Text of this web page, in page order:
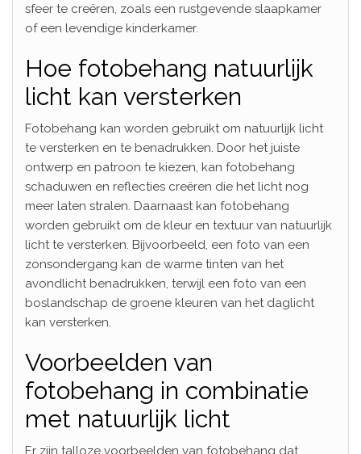
sfeer te creëren, zoals een rustgevende slaapkamer
of een levendige kinderkamer.
Hoe fotobehang natuurlijk
licht kan versterken
Fotobehang kan worden gebruikt om natuurlijk licht
te versterken en te benadrukken. Door het juiste
ontwerp en patroon te kiezen, kan fotobehang
schaduwen en reflecties creëren die het licht nog
meer laten stralen. Daarnaast kan fotobehang
worden gebruikt om de kleur en textuur van natuurlijk
licht te versterken. Bijvoorbeeld, een foto van een
zonsondergang kan de warme tinten van het
avondlicht benadrukken, terwijl een foto van een
boslandschap de groene kleuren van het daglicht
kan versterken.
Voorbeelden van
fotobehang in combinatie
met natuurlijk licht
Er zijn talloze voorbeelden van fotobehang dat